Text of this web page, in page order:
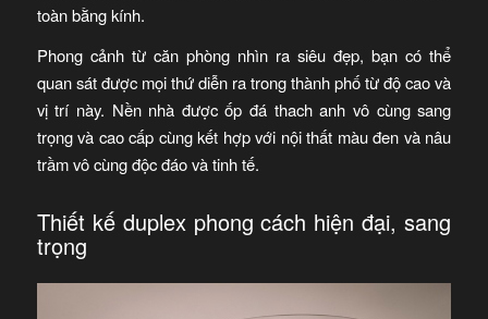
toàn bằng kính.
Phong cảnh từ căn phòng nhìn ra siêu đẹp, bạn có thể
quan sát được mọi thứ diễn ra trong thành phố từ độ cao và
vị trí này. Nền nhà được ốp đá thach anh vô cùng sang
trọng và cao cấp cùng kết hợp với nội thất màu đen và nâu
trầm vô cùng độc đáo và tinh tế.
Thiết kế duplex phong cách hiện đại, sang
trọng